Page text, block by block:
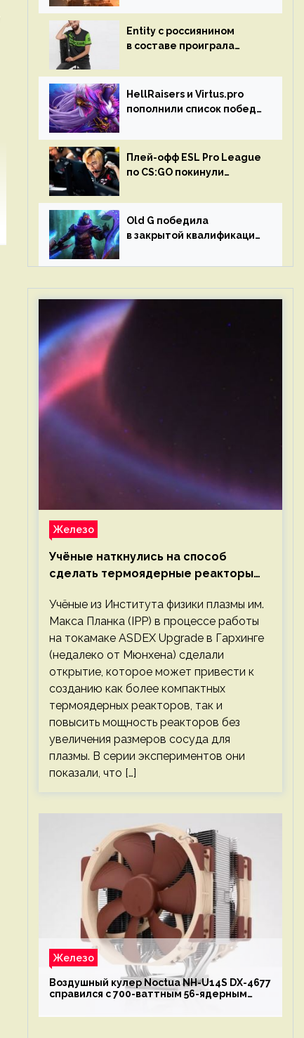
GO
Entity с россиянином
в составе проиграла
Circuit 2023
HellRaisers и Virtus.pro
пополнили список побед
Плей-офф ESL Pro League
по CS:GO покинули
Old G победила
в закрытой квалификации
Западной Европы
Железо
Учёные наткнулись на способ
сделать термоядерные реакторы
Учёные из Института физики плазмы им.
Макса Планка (IPP) в процессе работы
на токамаке ASDEX Upgrade в Гархинге
(недалеко от Мюнхена) сделали
открытие, которое может привести к
созданию как более компактных
термоядерных реакторов, так и
повысить мощность реакторов без
увеличения размеров сосуда для
плазмы. В серии экспериментов они
показали, что […]
Железо
Воздушный кулер Noctua NH-U14S DX-4677
справился с 700-ваттным 56-ядерным